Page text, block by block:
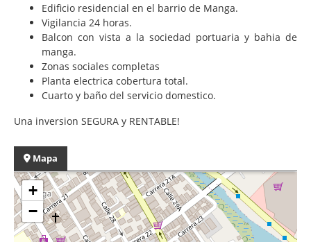
Edificio residencial en el barrio de Manga.
Vigilancia 24 horas.
Balcon con vista a la sociedad portuaria y bahia de
manga.
Zonas sociales completas
Planta electrica cobertura total.
Cuarto y baño del servicio domestico.
Una inversion SEGURA y RENTABLE!
Mapa
+
−